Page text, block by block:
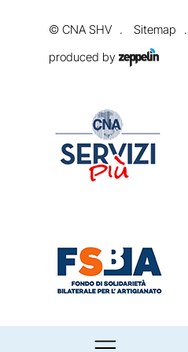
© CNA SHV Sitemap
produced by